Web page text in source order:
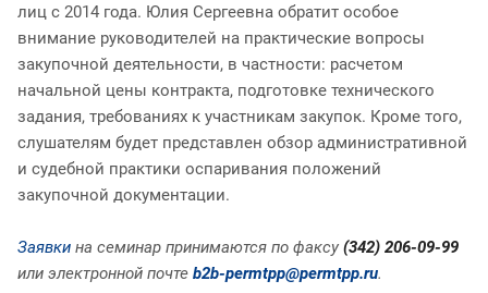
лиц с 2014 года. Юлия Сергеевна обратит особое
внимание руководителей на практические вопросы
закупочной деятельности, в частности: расчетом
начальной цены контракта, подготовке технического
задания, требованиях к участникам закупок. Кроме того,
слушателям будет представлен обзор административной
и судебной практики оспаривания положений
закупочной документации.
Заявки на семинар принимаются по факсу (342) 206-09-99
или электронной почте b2b-permtpp@permtpp.ru.